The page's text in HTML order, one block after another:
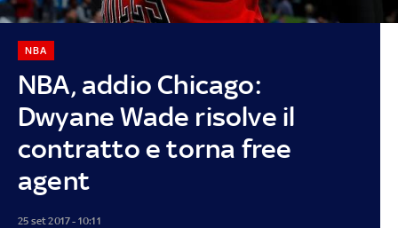
NBA, addio Chicago:
Dwyane Wade risolve il
contratto e torna free
agent
NBA
25 set 2017 - 10:11